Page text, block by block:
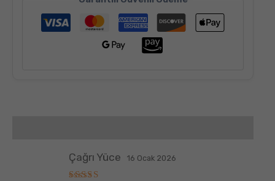
Çağrı Yüce 16 Ocak 2026